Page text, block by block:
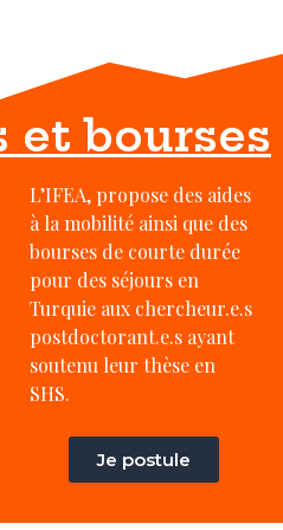
et bourses
L’IFEA, propose des aides
à la mobilité ainsi que des
bourses de courte durée
pour des séjours en
Turquie aux chercheur.e.s
postdoctorant.e.s ayant
soutenu leur thèse en
SHS.
Je postule